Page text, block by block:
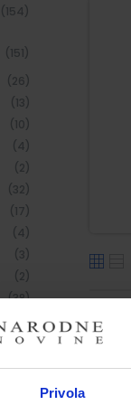
Privola
(154)
(151)
(26)
(13)
(10)
(4)
(2)
(32)
(17)
(4)
(3)
(2)
(38)
(169)